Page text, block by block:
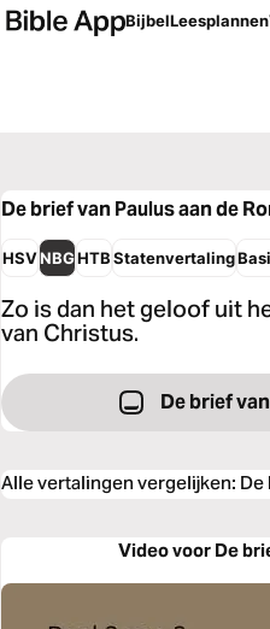
BijbelLeesplannen
De brief van Paulus aan de
HSVNBGHTB Statenvertaling
Zo is dan het geloof uit
van Christus.
De brief
Alle vertalingen vergelijken: De
Video voor De